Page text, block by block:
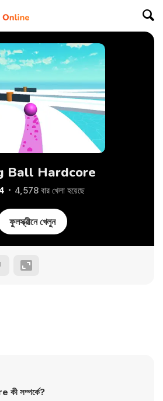
Ball Hardcore
4,578 বার খেলা হয়েছে
ফুলস্ক্রীনে খেলুন
সম্পর্কে?